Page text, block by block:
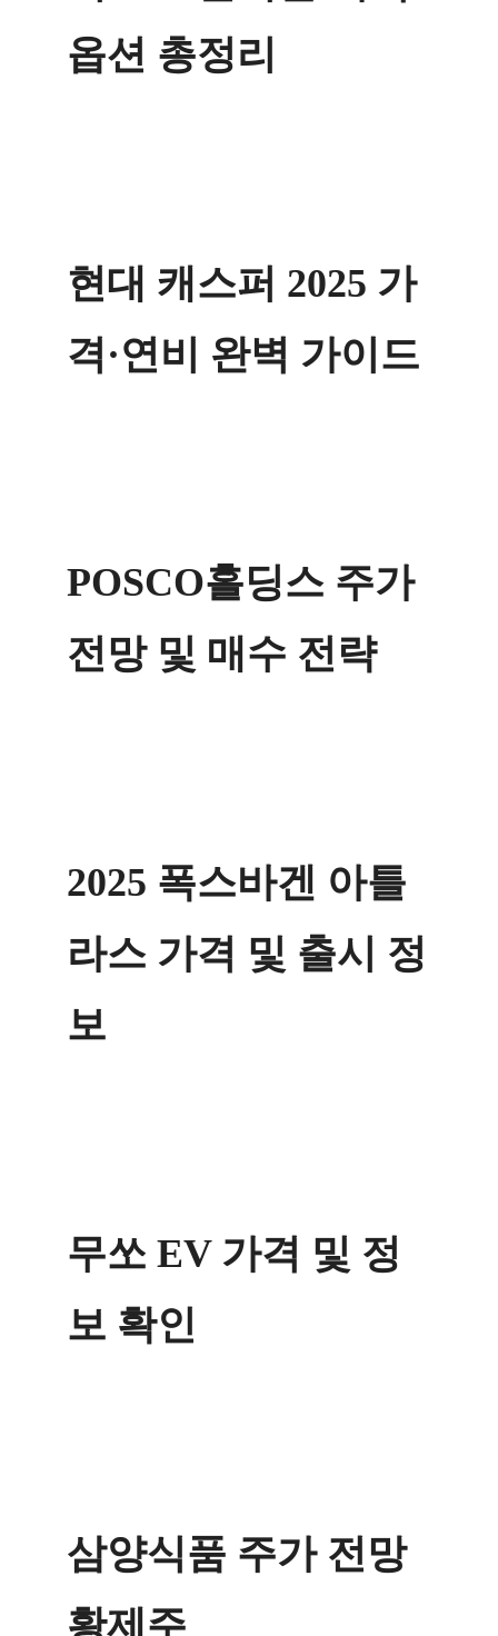
옵션 총정리
현대 캐스퍼 2025 가
격·연비 완벽 가이드
POSCO홀딩스 주가
전망 및 매수 전략
2025 폭스바겐 아틀
라스 가격 및 출시 정
보
무쏘 EV 가격 및 정
보 확인
삼양식품 주가 전망
황제주